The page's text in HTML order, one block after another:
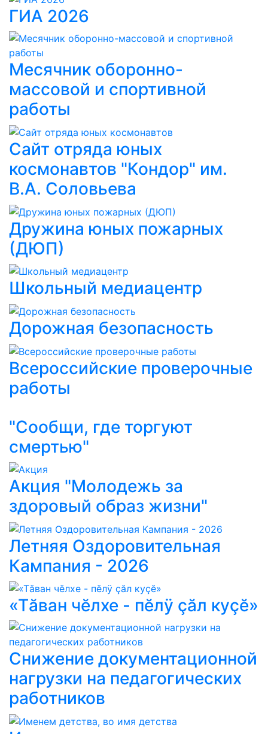
ГИА 2026
Месячник оборонно-
массовой и спортивной
работы
Сайт отряда юных
космонавтов "Кондор" им.
В.А. Соловьева
Дружина юных пожарных
(ДЮП)
Школьный медиацентр
Дорожная безопасность
Всероссийские проверочные
работы
"Сообщи, где торгуют
смертью"
Акция "Молодежь за
здоровый образ жизни"
Летняя Оздоровительная
Кампания - 2026
«Тăван чĕлхе - пĕлÿ çăл куçĕ»
Снижение документационной
нагрузки на педагогических
работников